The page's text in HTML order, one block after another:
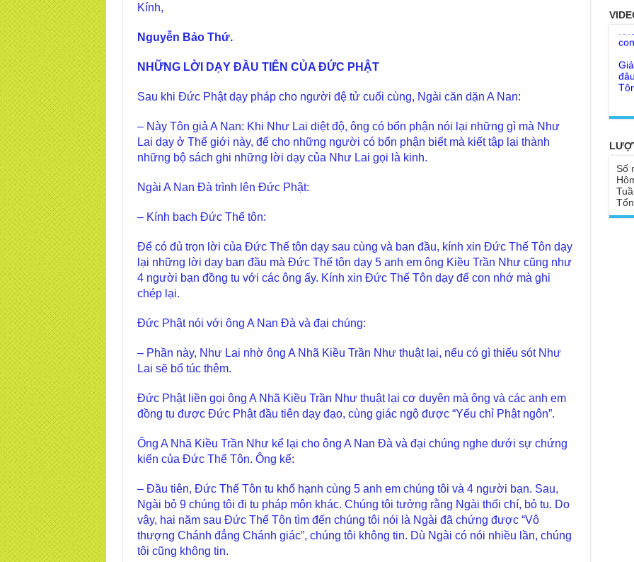
Kính,
Nguyễn Bảo Thứ.
NHỮNG LỜI DẠY ĐẦU TIÊN CỦA ĐỨC PHẬT
Sau khi Đức Phật dạy pháp cho người đệ tử cuối cùng, Ngài căn dặn A Nan:
– Này Tôn giả A Nan: Khi Như Lai diệt độ, ông có bổn phận nói lại những gì mà Như
Lai dạy ở Thế giới này, để cho những người có bổn phận biết mà kiết tập lại thành
những bộ sách ghi những lời dạy của Như Lai gọi là kinh.
Ngài A Nan Đà trình lên Đức Phật:
– Kính bạch Đức Thế tôn:
Để có đủ trọn lời của Đức Thế tôn dạy sau cùng và ban đầu, kính xin Đức Thế Tôn dạy
lại những lời dạy ban đầu mà Đức Thế tôn dạy 5 anh em ông Kiều Trần Như cũng như
4 người bạn đồng tu với các ông ấy. Kính xin Đức Thế Tôn dạy để con nhớ mà ghi
chép lại.
Đức Phật nói với ông A Nan Đà và đại chúng:
– Phần này, Như Lai nhờ ông A Nhã Kiều Trần Như thuật lại, nếu có gì thiếu sót Như
Lai sẽ bổ túc thêm.
Đức Phật liền gọi ông A Nhã Kiều Trần Như thuật lại cơ duyên mà ông và các anh em
đồng tu được Đức Phật đầu tiên dạy đạo, cùng giác ngộ được “Yếu chỉ Phật ngôn”.
Ông A Nhã Kiều Trần Như kể lại cho ông A Nan Đà và đại chúng nghe dưới sự chứng
kiến của Đức Thế Tôn. Ông kể:
– Đầu tiên, Đức Thế Tôn tu khổ hạnh cùng 5 anh em chúng tôi và 4 người bạn. Sau,
Ngài bỏ 9 chúng tôi đi tu pháp môn khác. Chúng tôi tưởng rằng Ngài thối chí, bỏ tu. Do
vậy, hai năm sau Đức Thế Tôn tìm đến chúng tôi nói là Ngài đã chứng được “Vô
thượng Chánh đẳng Chánh giác”, chúng tôi không tin. Dù Ngài có nói nhiều lần, chúng
tôi cũng không tin.
Tổ
Tu
Số